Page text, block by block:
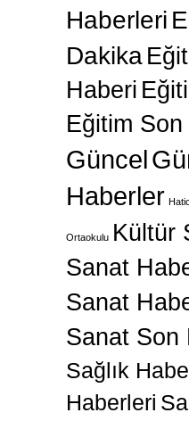
Haberleri
Dakika
Haberi
Eğitim
Güncel
Haberler
Ortaokulu Kültür
Sanat
Sanat
Sanat Son
Sağlık
Haberleri